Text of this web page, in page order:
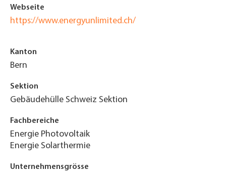
Webseite
https://www.energyunlimited.ch/
Kanton
Bern
Sektion
Gebäudehülle Schweiz Sektion
Fachbereiche
Energie Photovoltaik
Energie Solarthermie
Unternehmensgrösse